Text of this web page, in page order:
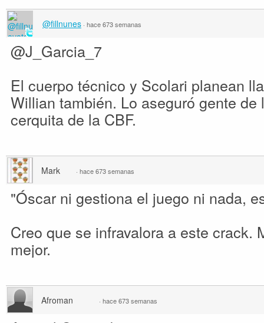
@fillnunes · hace 673 semanas
@J_Garcia_7
El cuerpo técnico y Scolari planean
Willian también. Lo aseguró gente
cerquita de la CBF.
Mark · hace 673 semanas
"Óscar ni gestiona el juego ni nada,
Creo que se infravalora a este crack.
mejor.
Afroman · hace 673 semanas